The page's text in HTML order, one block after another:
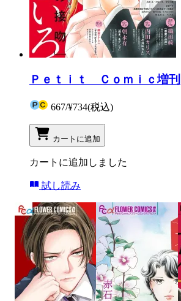
Ｐｅｔｉｔ Ｃｏｍｉｃ増刊
667/¥734(税込)
カートに追加
カートに追加しました
試し読み